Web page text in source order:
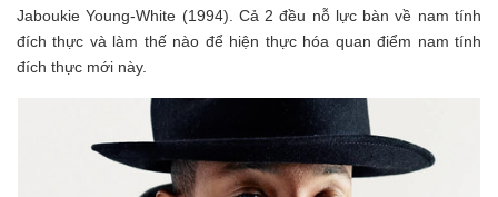
Jaboukie Young-White (1994). Cả 2 đều nỗ lực bàn về nam tính
đích thực và làm thế nào để hiện thực hóa quan điểm nam tính
đích thực mới này.